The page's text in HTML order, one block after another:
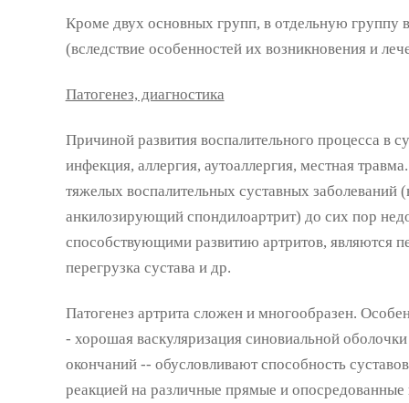
Кроме двух основных групп, в отдельную группу
(вследствие особенностей их возникновения и
Патогенез, диагностика
Причиной развития воспалительного процесса в
инфекция, аллергия, аутоаллергия, местная
тяжелых воспалительных суставных заболеваний
анкилозирующий спондилоартрит) до сих пор
способствующими развитию артритов, являются
перегрузка сустава и др.
Патогенез артрита сложен и многообразен.
- хорошая васкуляризация синовиальной
окончаний -- обусловливают способность
реакцией на различные прямые и опосредованные